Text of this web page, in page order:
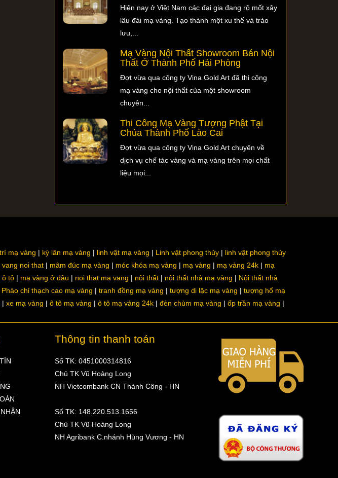
Hiện nay ở Việt Nam các đại gia đang rộ mốt xây
lâu đài mạ vàng. Tạo thành một xu thế và trào
lưu,...
Mạ Vàng Nội Thất Showroom Bán Nội
Thất Ở Thành Phố Hải Phòng
Đợt vừa qua công ty Vina Gold Art đã thi công
mạ vàng cho nội thất của một showroom
chuyên...
Thi Công Mạ Vàng Tượng Phật Tại
Chùa Thành Phố Lào Cai
Đợt vừa qua công ty Vina Gold Art chuyên về
dịch vụ chế tác vàng và mạ vàng trên mọi chất
liệu mọi...
mạ vàng kỳ lân mạ vàng linh vật mạ vàng Linh vật phong thủy
linh vật phong thủy
vang noi that mâm đúc mạ vàng móc khóa mạ vàng mạ vàng mạ vàng 24k
mạ
ô tô mạ vàng ở đâu noi that ma vang nội thất nội thất nhà mạ vàng
Nội thất nhà
Phào chỉ thạch cao mạ vàng tranh đồng mạ vàng tượng di lặc mạ vàng
tượng hổ mạ
xe mạ vàng ô tô mạ vàng ô tô mạ vàng 24k đèn chùm mạ vàng ốp trần mạ vàng
Thông tin thanh toán
Số TK: 0451000314816
Chủ TK Vũ Hoàng Long
NH Vietcombank CN Thành Công - HN
Số TK: 148.220.513.1656
Chủ TK Vũ Hoàng Long
NH Agribank C.nhánh Hùng Vương - HN